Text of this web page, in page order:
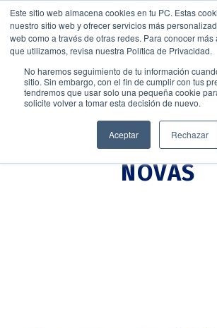
Este sitio web almacena cookies en tu PC. Estas
nuestro sitio web y ofrecer servicios más
web como a través de otras redes. Para conocer
que utilizamos, revisa nuestra Política de Privacidad.
No haremos seguimiento de tu información
sitio. Sin embargo, con el fin de cumplir con tus
tendremos que usar solo una pequeña cookie
solicite volver a tomar esta decisión de nuevo.
Aceptar Rechazar
NOVAS